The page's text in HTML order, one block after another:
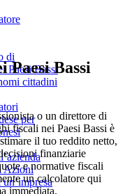
di
Paesi Bassi
cittadini
per
Azioni
Paesi Bassi
o un direttore di
fiscali nei Paesi Bassi è
il tuo reddito netto,
finanziarie
e normative fiscali
un calcolatore qui
immediata.